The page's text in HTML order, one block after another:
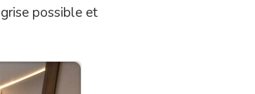
possible et